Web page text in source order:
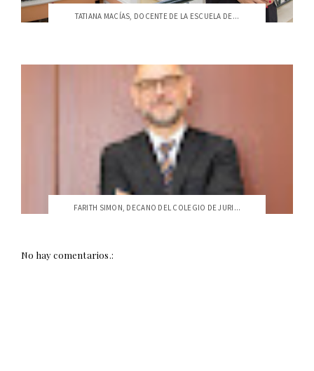
TATIANA MACÍAS, DOCENTE DE LA ESCUELA DE...
FARITH SIMON, DECANO DEL COLEGIO DE JURI...
No hay comentarios.: